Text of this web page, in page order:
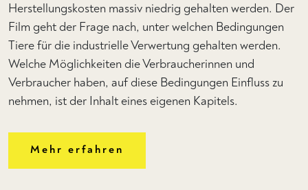
Herstellungskosten massiv niedrig gehalten werden. Der
Film geht der Frage nach, unter welchen Bedingungen
Tiere für die industrielle Verwertung gehalten werden.
Welche Möglichkeiten die Verbraucherinnen und
Verbraucher haben, auf diese Bedingungen Einfluss zu
nehmen, ist der Inhalt eines eigenen Kapitels.
Mehr erfahren